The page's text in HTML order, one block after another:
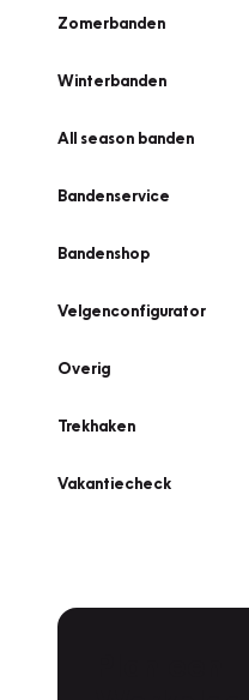
Zomerbanden
Winterbanden
All season banden
Bandenservice
Bandenshop
Velgenconfigurator
Overig
Trekhaken
Vakantiecheck